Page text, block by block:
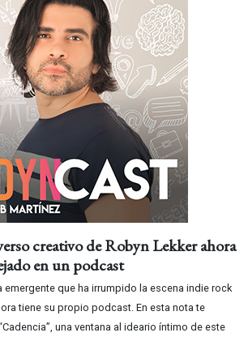
creativo de Robyn Lekker ahora
en un podcast
emergente que ha irrumpido la escena indie rock
tiene su propio podcast. En esta nota te
una ventana al ideario íntimo de este